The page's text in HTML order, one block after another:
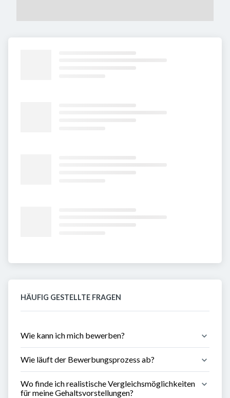
HÄUFIG GESTELLTE FRAGEN
Wie kann ich mich bewerben?
Wie läuft der Bewerbungsprozess ab?
Wo finde ich realistische Vergleichsmöglichkeiten
für meine Gehaltsvorstellungen?